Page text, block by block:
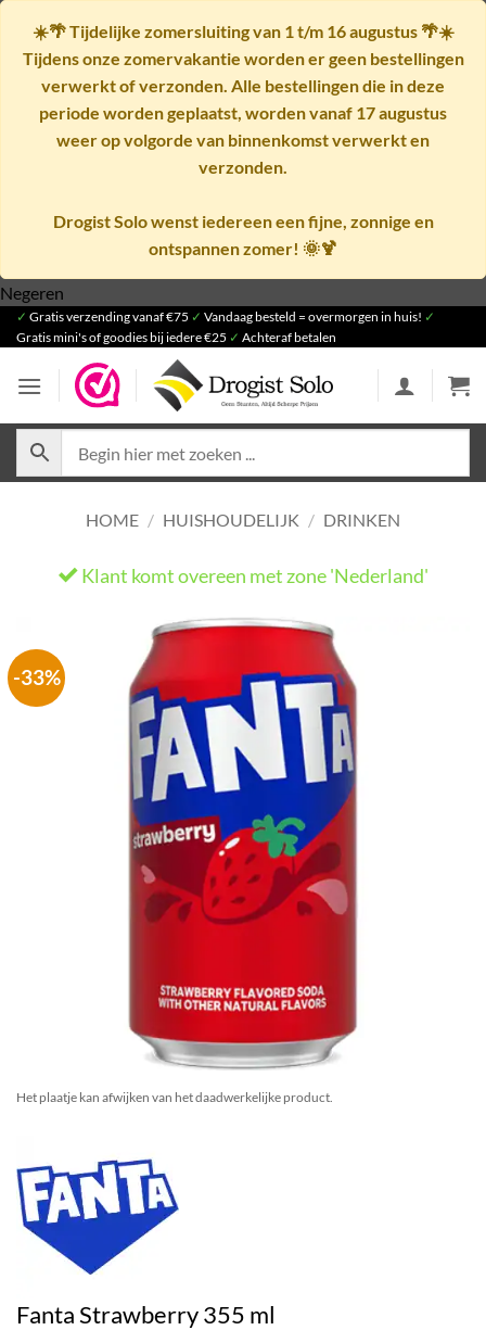
☀️🌴Tijdelijke zomersluiting van 1 t/m 16 augustus🌴☀️
Tijdens onze zomervakantie worden er geen bestellingen
verwerkt of verzonden. Alle bestellingen die in deze
periode worden geplaatst, worden vanaf 17 augustus
weer op volgorde van binnenkomst verwerkt en
verzonden.
Drogist Solo wenst iedereen een fijne, zonnige en
ontspannen zomer! 🌞🍹
Negeren
naar
inhoud
✓ Gratis verzending vanaf €75 ✓ Vandaag besteld = overmorgen in huis! ✓
Gratis mini's of goodies bij iedere €25 ✓ Achteraf betalen
HOME / HUISHOUDELIJK / DRINKEN
Klant komt overeen met zone 'Nederland'
-33%
Het plaatje kan afwijken van het daadwerkelijke product.
Fanta Strawberry 355 ml